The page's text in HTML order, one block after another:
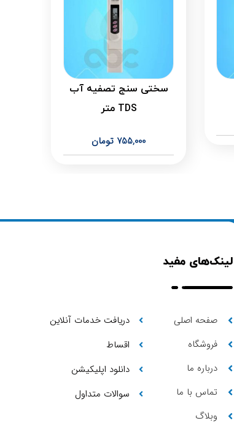
سختی سنج تصفیه آب
TDS متر
755,000 تومان
لینک‌های مفید
صفحه اصلی
فروشگاه
درباره ما
تماس با ما
وبلاگ
دریافت خدمات آنلاین
اقساط
دانلود اپلیکیشن
سوالات متداول